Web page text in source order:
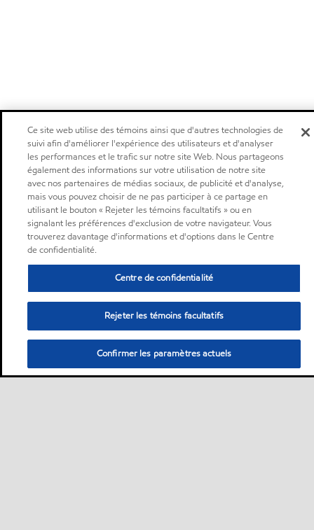
Ce site web utilise des témoins ainsi que d'autres technologies de
suivi afin d'améliorer l'expérience des utilisateurs et d'analyser
les performances et le trafic sur notre site Web. Nous partageons
également des informations sur votre utilisation de notre site
avec nos partenaires de médias sociaux, de publicité et d'analyse,
mais vous pouvez choisir de ne pas participer à ce partage en
utilisant le bouton « Rejeter les témoins facultatifs » ou en
signalant les préférences d'exclusion de votre navigateur. Vous
trouverez davantage d'informations et d'options dans le Centre
de confidentialité.
Centre de confidentialité
Rejeter les témoins facultatifs
Confirmer les paramètres actuels